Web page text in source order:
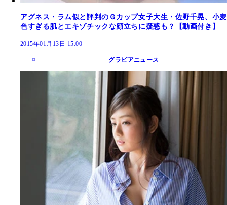
アグネス・ラム似と評判のＧカップ女子大生・佐野千晃、小麦
色すぎる肌とエキゾチックな顔立ちに疑惑も？【動画付き】
2015年01月13日 15:00
グラビアニュース